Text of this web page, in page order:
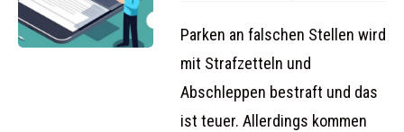
mit herkömmlichen
Parken an falschen Stellen wird
mit Strafzetteln und
Abschleppen bestraft und das
ist teuer. Allerdings kommen